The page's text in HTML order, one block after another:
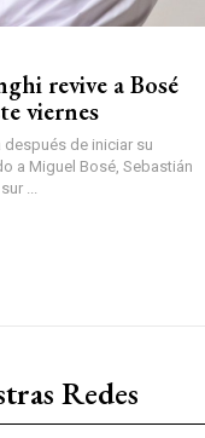
revive a Bosé
viernes
de iniciar su
a Miguel Bosé, Sebastián
...
Redes